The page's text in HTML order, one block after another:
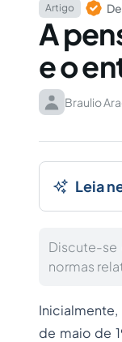
Artigo
A
e o
Braulio
Leia
Discute-se
normas
de maio de